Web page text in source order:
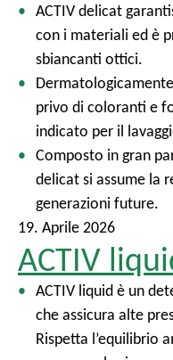
ACTIV delicat
con i materiali ed è
sbiancanti ottici.
privo di coloranti e
indicato per il
Composto in gran
delicat si assume la
generazioni future.
19. Aprile 2026
ACTIV
ACTIV liquid è un
che assicura alte
Rispetta l’equilibrio